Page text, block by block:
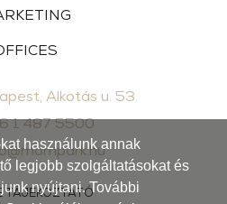
Alkotás u. 53.
1 487 5500
TÁJÉKOZTATÓ
használunk annak
legjobb szolgáltatásokat és
nyújtani. További